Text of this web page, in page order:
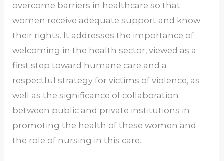
overcome barriers in healthcare so that
women receive adequate support and know
their rights. It addresses the importance of
welcoming in the health sector, viewed as a
first step toward humane care and a
respectful strategy for victims of violence, as
well as the significance of collaboration
between public and private institutions in
promoting the health of these women and
the role of nursing in this care.